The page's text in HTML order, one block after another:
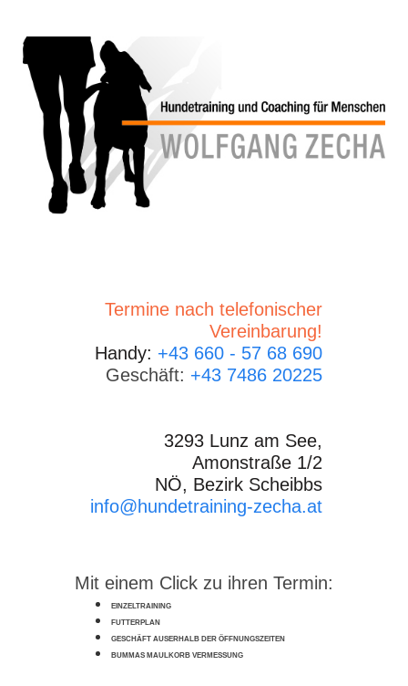
Termine nach telefonischer
Vereinbarung!
Handy: +43 660 - 57 68 690
Geschäft: +43 7486 20225
3293 Lunz am See,
Amonstraße 1/2
NÖ, Bezirk Scheibbs
info@hundetraining-zecha.at
Mit einem Click zu ihren Termin:
EINZELTRAINING
FUTTERPLAN
GESCHÄFT AUSERHALB DER ÖFFNUNGSZEITEN
BUMMAS MAULKORB VERMESSUNG